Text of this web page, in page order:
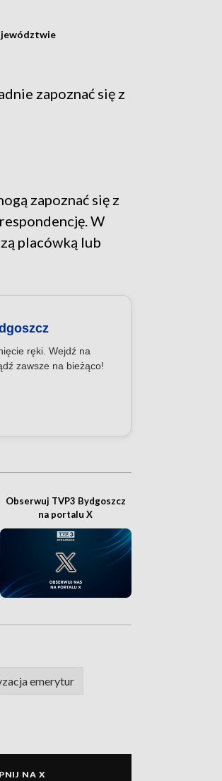
zapoznać się z
zapoznać się z
W
placówką lub
ręki. Wejdź na
zawsze na bieżąco!
Obserwuj TVP3 Bydgoszcz
na portalu X
emerytur
NA X